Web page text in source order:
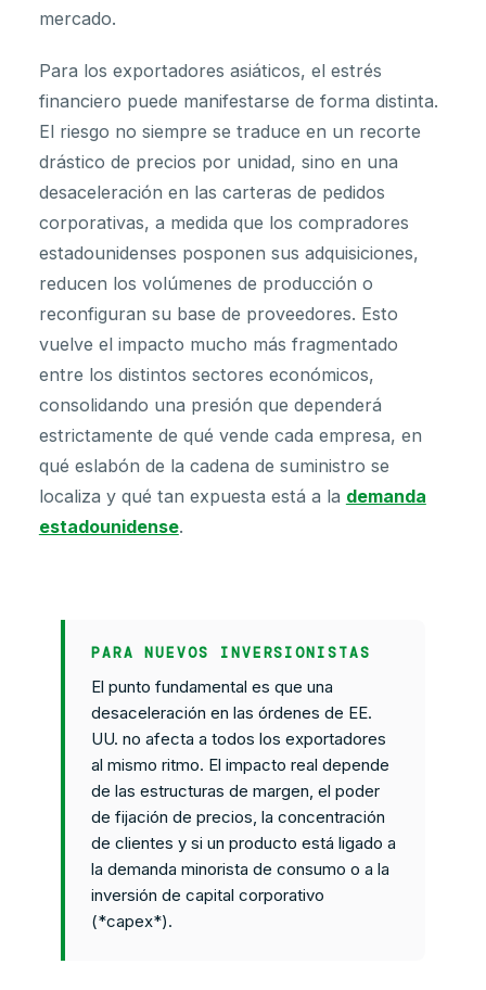
mercado.
Para los exportadores asiáticos, el estrés
financiero puede manifestarse de forma distinta.
El riesgo no siempre se traduce en un recorte
drástico de precios por unidad, sino en una
desaceleración en las carteras de pedidos
corporativas, a medida que los compradores
estadounidenses posponen sus adquisiciones,
reducen los volúmenes de producción o
reconfiguran su base de proveedores. Esto
vuelve el impacto mucho más fragmentado
entre los distintos sectores económicos,
consolidando una presión que dependerá
estrictamente de qué vende cada empresa, en
qué eslabón de la cadena de suministro se
localiza y qué tan expuesta está a la demanda
estadounidense.
PARA NUEVOS INVERSIONISTAS
El punto fundamental es que una
desaceleración en las órdenes de EE.
UU. no afecta a todos los exportadores
al mismo ritmo. El impacto real depende
de las estructuras de margen, el poder
de fijación de precios, la concentración
de clientes y si un producto está ligado a
la demanda minorista de consumo o a la
inversión de capital corporativo
(*capex*).